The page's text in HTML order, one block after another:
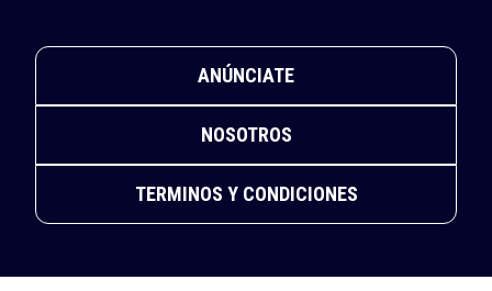
ANÚNCIATE
NOSOTROS
TERMINOS Y CONDICIONES